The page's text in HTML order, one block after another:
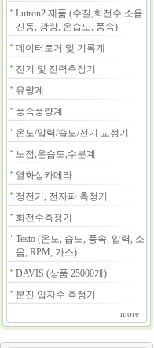
Lutron2 제품 (수질,회전수,소음
진동, 광량, 온습도, 풍속)
데이터로거 및 기록계
전기 및 전력측정기
유량계
풍속풍량계
온도/압력/습도/전기 교정기
노점,온습도,수분계
열화상카메라
정전기, 전자파 측정기
회전수측정기
Testo (온도, 습도, 풍속, 압력, 소
음, RPM, 가스)
DAVIS (상품 25000개)
분진 입자수 측정기
more